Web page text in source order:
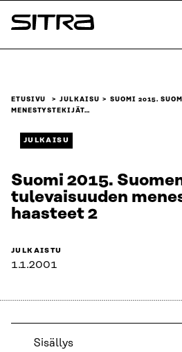
Siirry
suoraan
Sitra
ETUSIVU JULKAISU
SUOMI 2015.
MENESTYSTEKIJÄT…
JULKAISU
Suomi 2015.
tulevaisuuden
haasteet 2
JULKAISTU
1.1.2001
Sisällys